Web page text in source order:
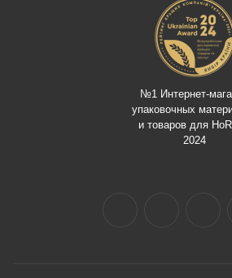
№1 Интернет-
упаковочных
и товаров для
2024